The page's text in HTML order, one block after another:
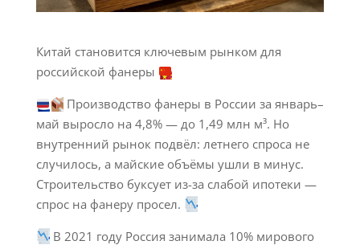
Китай становится ключевым рынком для
российской фанеры
Производство фанеры в России за январь–
май выросло на 4,8% — до 1,49 млн м³. Но
внутренний рынок подвёл: летнего спроса не
случилось, а майские объёмы ушли в минус.
Строительство буксует из-за слабой ипотеки —
спрос на фанеру просел.
В 2021 году Россия занимала 10% мирового